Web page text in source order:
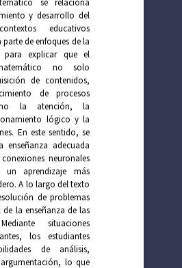
y desarrollo del
educativos
de enfoques de la
para explicar que el
no solo
de contenidos,
de procesos
la atención, la
lógico y la
En este sentido, se
enseñanza adecuada
neuronales
un aprendizaje más
A lo largo del texto
de problemas
la enseñanza de las
situaciones
los estudiantes
de análisis,
lo que